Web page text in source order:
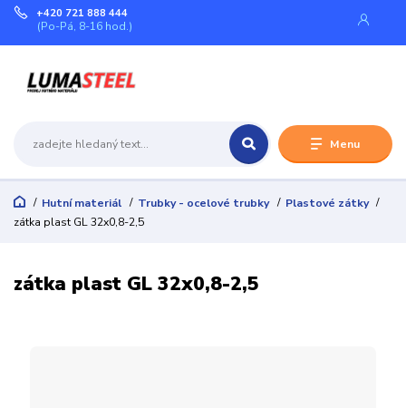
Menu
+420 721 888 444
(Po-Pá, 8-16 hod.)
Hutní materiál Trubky - ocelové trubky
Plastové zátky
zátka plast GL 32x0,8-2,5
zátka plast GL 32x0,8-2,5